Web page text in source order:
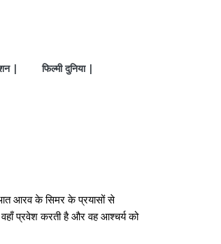
| फिल्मी दुनिया |
आरव के सिमर के प्रयासों से
प्रवेश करती है और वह आश्चर्य को